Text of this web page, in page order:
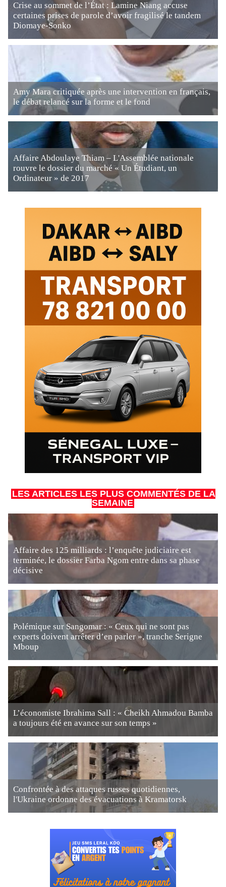
Crise au sommet de l’État : Lamine Niang accuse
certaines prises de parole d’avoir fragilisé le tandem
Diomaye-Sonko
Amy Mara critiquée après une intervention en français,
le débat relancé sur la forme et le fond
Affaire Abdoulaye Thiam – L'Assemblée nationale
rouvre le dossier du marché « Un Étudiant, un
Ordinateur » de 2017
LES ARTICLES LES PLUS COMMENTÉS DE LA
SEMAINE
Affaire des 125 milliards : l’enquête judiciaire est
terminée, le dossier Farba Ngom entre dans sa phase
décisive
Polémique sur Sangomar : « Ceux qui ne sont pas
experts doivent arrêter d’en parler », tranche Serigne
Mboup
L’économiste Ibrahima Sall : « Cheikh Ahmadou Bamba
a toujours été en avance sur son temps »
Confrontée à des attaques russes quotidiennes,
l'Ukraine ordonne des évacuations à Kramatorsk